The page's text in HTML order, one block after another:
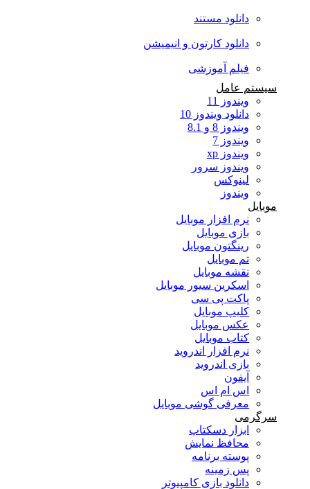
دانلود مستند
دانلود کارتون و انیمیشن
فیلم آموزشی
سیستم عامل
ویندوز 11
دانلود ویندوز 10
ویندوز 8 و 8.1
ویندوز 7
ویندوز xp
ویندوز سرور
لینوکس
ویندوز
موبایل
نرم افزار موبایل
بازی موبایل
رینگتون موبایل
تم موبایل
نقشه موبایل
اسکرین سیور موبایل
پاکت پی سی
کلیپ موبایل
عکس موبایل
کتاب موبایل
نرم افزار اندروید
بازی اندروید
آیفون
اس ام اس
معرفی گوشی موبایل
سرگرمی
ابزار دسکتاپ
محافظ نمایش
پوسته برنامه
پس زمینه
دانلود بازی کامپیوتر